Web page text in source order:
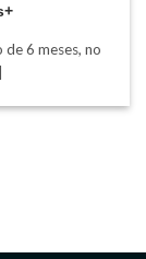
6 meses, no